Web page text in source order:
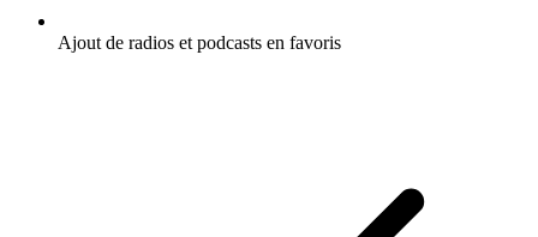
Ajout de radios et podcasts en favoris